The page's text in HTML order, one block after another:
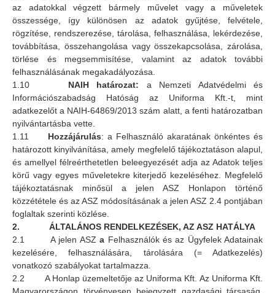
az adatokkal végzett bármely művelet vagy a műveletek
összessége, így különösen az adatok gyűjtése, felvétele,
rögzítése, rendszerezése, tárolása, felhasználása, lekérdezése,
továbbítása, összehangolása vagy összekapcsolása, zárolása,
törlése és megsemmisítése, valamint az adatok további
felhasználásának megakadályozása.
1.10 NAIH határozat: a Nemzeti Adatvédelmi és
Információszabadság Hatóság az Uniforma Kft.-t, mint
adatkezelőt a NAIH-64869/2013 szám alatt, a fenti határozatban
nyilvántartásba vette.
1.11
Hozzájárulás: a Felhasználó akaratának önkéntes és
határozott kinyilvánítása, amely megfelelő tájékoztatáson alapul,
és amellyel félreérthetetlen beleegyezését adja az Adatok teljes
körű vagy egyes műveletekre kiterjedő kezeléséhez. Megfelelő
tájékoztatásnak minősül a jelen ASZ Honlapon történő
közzététele és az ASZ módosításának a jelen ASZ 2.4 pontjában
foglaltak szerinti közlése.
2. ÁLTALÁNOS RENDELKEZÉSEK, AZ ASZ HATÁLYA
2.1 A jelen ASZa Felhasználók és az Ügyfelek Adatainak
kezelésére, felhasználására, tárolására (= Adatkezelés)
vonatkozó szabályokat tartalmazza.
2.2 A Honlap üzemeltetője az Uniforma Kft. Az Uniforma Kft.